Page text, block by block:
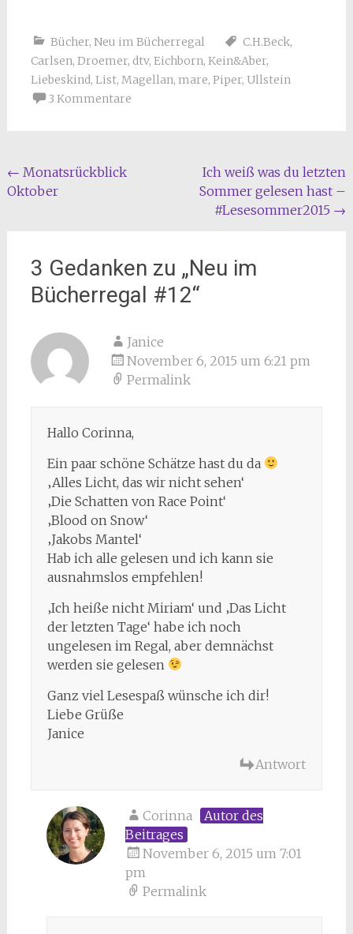
Bücher, Neu im Bücherregal C.H.Beck,
Carlsen, Droemer, dtv, Eichborn, Kein&Aber,
Liebeskind, List, Magellan, mare, Piper, Ullstein
3 Kommentare
Beitragsnavigation
← Monatsrückblick
Oktober
Ich weiß was du letzten
Sommer gelesen hast –
#Lesesommer2015 →
3 Gedanken zu „Neu im
Bücherregal #12“
Janice
November 6, 2015 um 6:21 pm
Permalink
Hallo Corinna,
Ein paar schöne Schätze hast du da
‚Alles Licht, das wir nicht sehen‘
‚Die Schatten von Race Point‘
‚Blood on Snow‘
‚Jakobs Mantel‘
Hab ich alle gelesen und ich kann sie
ausnahmslos empfehlen!
‚Ich heiße nicht Miriam‘ und ‚Das Licht
der letzten Tage‘ habe ich noch
ungelesen im Regal, aber demnächst
werden sie gelesen
Ganz viel Lesespaß wünsche ich dir!
Liebe Grüße
Janice
Antwort
Corinna
Autor des
Beitrages
November 6, 2015 um 7:01
pm
Permalink